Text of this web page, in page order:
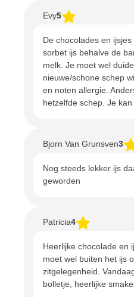
Evy5
De chocolades en
sorbet ijs behalve de
melk. Je moet wel
nieuwe/schone schep
en noten allergie.
hetzelfde schep. Je
Bjorn Van Grunsven3
Nog steeds lekker ijs
geworden
Patricia4
Heerlijke chocolade en
moet wel buiten het ijs
zitgelegenheid.
bolletje, heerlijke